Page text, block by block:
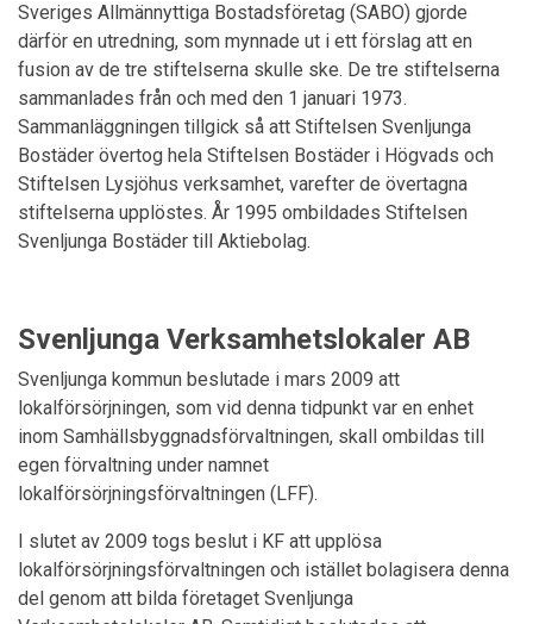
Sveriges Allmännyttiga Bostadsföretag (SABO) gjorde
därför en utredning, som mynnade ut i ett förslag att en
fusion av de tre stiftelserna skulle ske. De tre stiftelserna
sammanlades från och med den 1 januari 1973.
Sammanläggningen tillgick så att Stiftelsen Svenljunga
Bostäder övertog hela Stiftelsen Bostäder i Högvads och
Stiftelsen Lysjöhus verksamhet, varefter de övertagna
stiftelserna upplöstes. År 1995 ombildades Stiftelsen
Svenljunga Bostäder till Aktiebolag.
Svenljunga Verksamhetslokaler AB
Svenljunga kommun beslutade i mars 2009 att
lokalförsörjningen, som vid denna tidpunkt var en enhet
inom Samhällsbyggnadsförvaltningen, skall ombildas till
egen förvaltning under namnet
lokalförsörjningsförvaltningen (LFF).
I slutet av 2009 togs beslut i KF att upplösa
lokalförsörjningsförvaltningen och istället bolagisera denna
del genom att bilda företaget Svenljunga